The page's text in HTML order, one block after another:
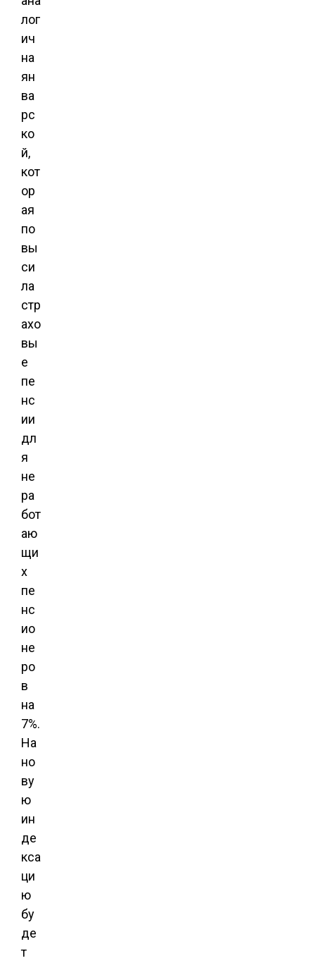
лог
ич
на
ян
ва
рс
ко
й,
кот
ор
ая
по
вы
си
ла
стр
ахо
вы
е
пе
нс
ии
дл
я
не
ра
бот
аю
щи
х
пе
нс
ио
не
ро
в
на
7%.
На
но
ву
ю
ин
де
кса
ци
ю
бу
де
т